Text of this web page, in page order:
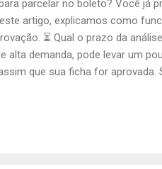
parcelar no boleto? Você já
artigo, explicamos como
⏳ Qual o prazo da
alta demanda, pode levar um
que sua ficha for aprovada.
completo e CPF. Também
💬 Consultar status da ficha